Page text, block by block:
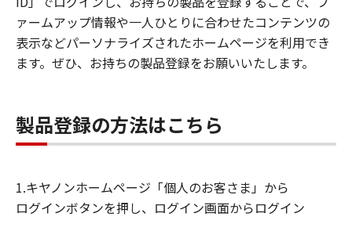
ァームアップ情報や一人ひとりに合わせたコンテンツの
表示などパーソナライズされたホームページを利用でき
ます。ぜひ、お持ちの製品登録をお願いいたします。
製品登録の方法はこちら
1.キヤノンホームページ「個人のお客さま」から
ログインボタンを押し、ログイン画面からログイン